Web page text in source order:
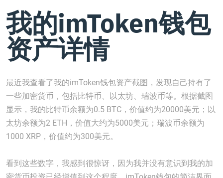
我的imToken钱包
资产详情
最近我查看了我的imToken钱包资产截图，发现自己持有了
一些加密货币，包括比特币、以太坊、瑞波币等。根据截图
显示，我的比特币余额为0.5 BTC，价值约为20000美元；以
太坊余额为2 ETH，价值大约为5000美元；瑞波币余额为
1000 XRP，价值约为300美元。
看到这些数字，我感到很惊讶，因为我并没有意识到我的加